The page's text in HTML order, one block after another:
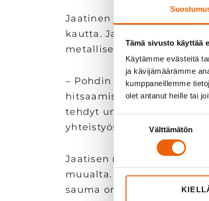
Tämä sivusto käyttää
Käytämme evästeitä
ja kävijämäärämme
kumppaneillemme
olet antanut heille tai
valinta
Välttämätön
Jaatinen ja Veslatec olivat
kautta. Jaatinen oli
metallisesta snapsilasista.
– Pohdin pitkään, miten
hitsaamisella lasiin jäisi
tehdyt uniikit tuotteet.
yhteistyössä snapsilasien
Jaatisen mukaan
muualta. Ulkonäön lisäksi
sauma on pieni asia,